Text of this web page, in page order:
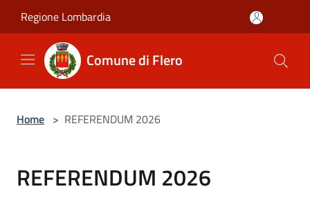
Regione Lombardia
Comune di Flero
Home > REFERENDUM 2026
REFERENDUM 2026